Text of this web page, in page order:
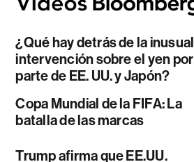
¿Qué hay detrás de la inusual
intervención sobre el yen por
parte de EE. UU. y Japón?
Copa Mundial de la FIFA: La
batalla de las marcas
Trump afirma que EE.UU.